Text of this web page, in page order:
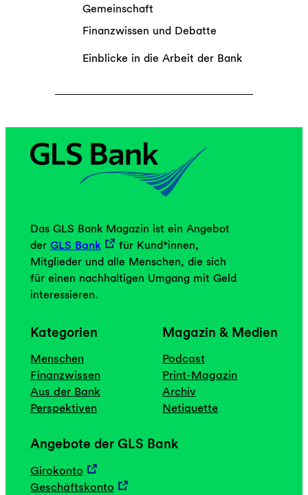
Gemeinschaft
Finanzwissen und Debatte
Einblicke in die Arbeit der Bank
Das GLS Bank Magazin ist ein Angebot
der GLS Bank
für Kund*innen,
Mitglieder und alle Menschen, die sich
für einen nachhaltigen Umgang mit Geld
interessieren.
Kategorien
Menschen
Finanzwissen
Aus der Bank
Perspektiven
Magazin & Medien
Podcast
Print-Magazin
Archiv
Netiquette
Angebote der GLS Bank
Girokonto
Geschäftskonto